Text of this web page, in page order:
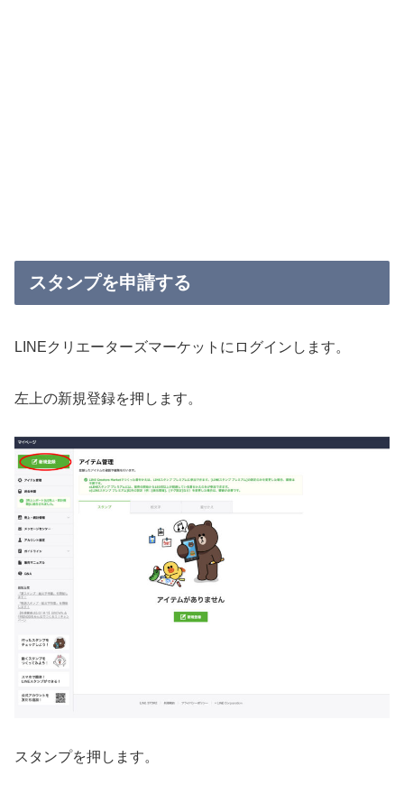
スタンプを申請する
LINEクリエーターズマーケットにログインします。
左上の新規登録を押します。
スタンプを押します。